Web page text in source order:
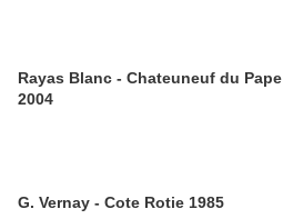
Rayas Blanc - Chateuneuf du Pape
2004
G. Vernay - Cote Rotie 1985